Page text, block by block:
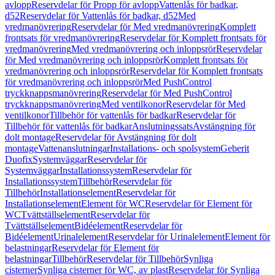
avloppReservdelar för Propp för avloppVattenlås för badkar,
d52Reservdelar för Vattenlås för badkar, d52Med
vredmanövreringReservdelar för Med vredmanövreringKomplett
frontsats för vredmanövreringReservdelar för Komplett frontsats för
vredmanövreringMed vredmanövrering och inloppsrörReservdelar
för Med vredmanövrering och inloppsrörKomplett frontsats för
vredmanövrering och inloppsrörReservdelar för Komplett frontsats
för vredmanövrering och inloppsrörMed PushControl
tryckknappsmanövreringReservdelar för Med PushControl
tryckknappsmanövreringMed ventilkonorReservdelar för Med
ventilkonorTillbehör för vattenlås för badkarReservdelar för
Tillbehör för vattenlås för badkarAnslutningssatsAvstängning för
dolt montageReservdelar för Avstängning för dolt
montageVattenanslutningarInstallations- och spolsystemGeberit
DuofixSystemväggarReservdelar för
SystemväggarInstallationssystemReservdelar för
InstallationssystemTillbehörReservdelar för
TillbehörInstallationselementReservdelar för
InstallationselementElement för WCReservdelar för Element för
WCTvättställselementReservdelar för
TvättställselementBidéelementReservdelar för
BidéelementUrinalelementReservdelar för UrinalelementElement för
belastningarReservdelar för Element för
belastningarTillbehörReservdelar för TillbehörSynliga
cisternerSynliga cisterner för WC, av plastReservdelar för Synliga